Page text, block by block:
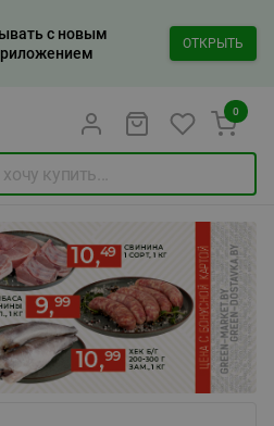
с новым
ОТКРЫТЬ
0